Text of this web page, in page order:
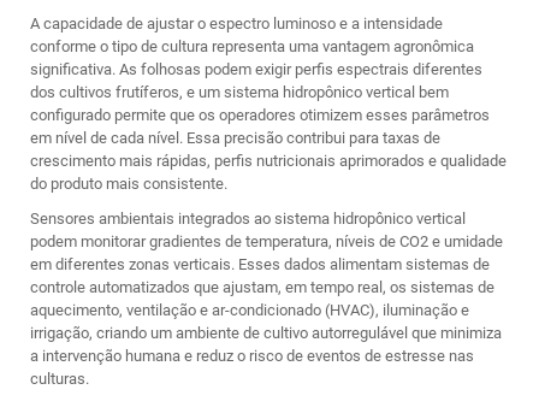
A capacidade de ajustar o espectro luminoso e a intensidade
conforme o tipo de cultura representa uma vantagem agronômica
significativa. As folhosas podem exigir perfis espectrais diferentes
dos cultivos frutíferos, e um sistema hidropônico vertical bem
configurado permite que os operadores otimizem esses parâmetros
em nível de cada nível. Essa precisão contribui para taxas de
crescimento mais rápidas, perfis nutricionais aprimorados e qualidade
do produto mais consistente.
Sensores ambientais integrados ao sistema hidropônico vertical
podem monitorar gradientes de temperatura, níveis de CO2 e umidade
em diferentes zonas verticais. Esses dados alimentam sistemas de
controle automatizados que ajustam, em tempo real, os sistemas de
aquecimento, ventilação e ar-condicionado (HVAC), iluminação e
irrigação, criando um ambiente de cultivo autorregulável que minimiza
a intervenção humana e reduz o risco de eventos de estresse nas
culturas.